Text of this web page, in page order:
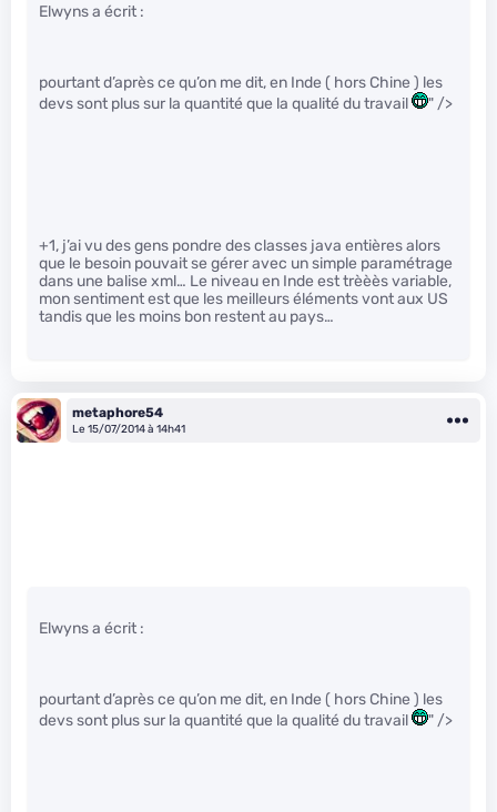
Elwyns a écrit :
pourtant d’après ce qu’on me dit, en Inde ( hors Chine ) les
devs sont plus sur la quantité que la qualité du travail
" />
+1, j’ai vu des gens pondre des classes java entières alors
que le besoin pouvait se gérer avec un simple paramétrage
dans une balise xml… Le niveau en Inde est trèèès variable,
mon sentiment est que les meilleurs éléments vont aux US
tandis que les moins bon restent au pays…
metaphore54
Le 15/07/2014 à 14h41
Elwyns a écrit :
pourtant d’après ce qu’on me dit, en Inde ( hors Chine ) les
devs sont plus sur la quantité que la qualité du travail
" />